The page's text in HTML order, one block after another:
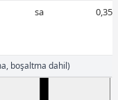
sa 0,35
boşaltma dahil)